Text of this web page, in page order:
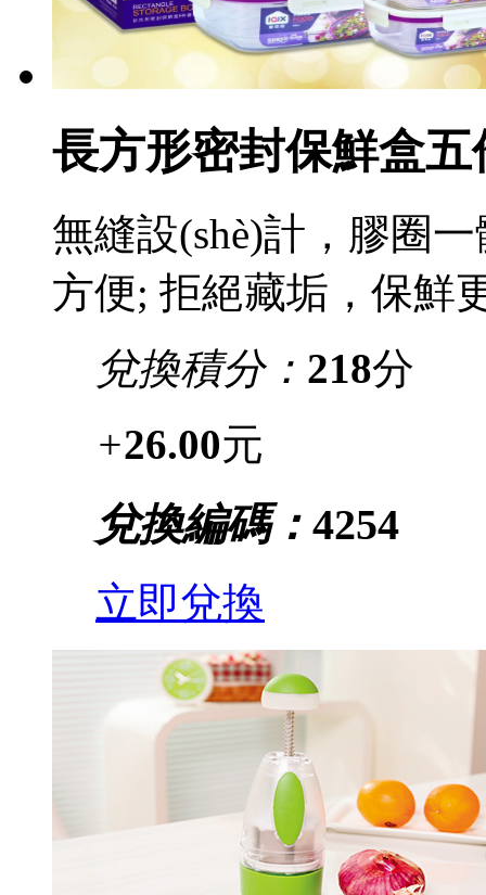
長方形密封保鮮盒
無縫設(shè)計，膠圈
方便; 拒絕藏垢，保鮮更
兌換積分： 218分
+26.00元
兌換編碼： 4254
立即兌換